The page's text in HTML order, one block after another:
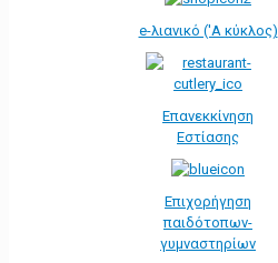
e-λιανικό ('Α κύκλος)
Επανεκκίνηση
Εστίασης
Επιχορήγηση
παιδότοπων-
γυμναστηρίων